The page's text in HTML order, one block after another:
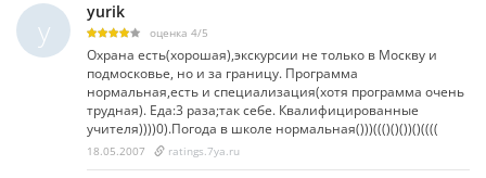
y
yurik
оценка 4/5
Охрана есть(хорошая),экскурсии не только в Москву и
подмосковье, но и за границу. Программа
нормальная,есть и специализация(хотя программа очень
трудная). Еда:3 раза;так себе. Квалифицированные
учителя))))0).Погода в школе нормальная()))((()()())()((((
18.05.2007 ratings.7ya.ru